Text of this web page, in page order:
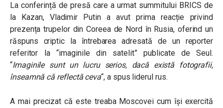
La conferință de presă care a urmat summitului BRICS de
la Kazan, Vladimir Putin a avut prima reacție privind
prezența trupelor din Coreea de Nord în Rusia, oferind un
răspuns criptic la întrebarea adresată de un reporter
referitor la “imaginile din satelit” publicate de Seul.
“Imaginile sunt un lucru serios, dacă există fotografii,
înseamnă că reflectă ceva“, a spus liderul rus.
A mai precizat că este treaba Moscovei cum își exercită